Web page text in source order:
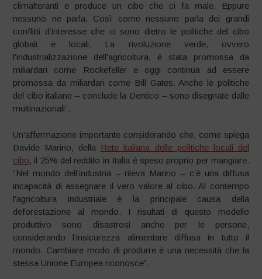
climalteranti e produce un cibo che ci fa male. Eppure
nessuno ne parla. Così come nessuno parla dei grandi
conflitti d’interesse che ci sono dietro le politiche del cibo
globali e locali. La rivoluzione verde, ovvero
l’industrializzazione dell’agricoltura, è stata promossa da
miliardari come Rockefeller e oggi continua ad essere
promossa da miliardari come Bill Gates. Anche le politiche
del cibo italiane – conclude la Dentico – sono disegnate dalle
multinazionali”.
Un’affermazione importante considerando che, come spiega
Davide Marino, della Rete italiana delle politiche locali del
cibo, il 25% del reddito in Italia è speso proprio per mangiare.
“Nel mondo dell’industria – rileva Marino – c’è una diffusa
incapacità di assegnare il vero valore al cibo. Al contempo
l’agricoltura industriale è la principale causa della
deforestazione al mondo. I risultati di questo modello
produttivo sono disastrosi anche per le persone,
considerando l’insicurezza alimentare diffusa in tutto il
mondo. Cambiare modo di produrre è una necessità che la
stessa Unione Europea riconosce”.